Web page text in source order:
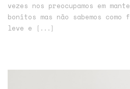
vezes nos preocupamos em
bonitos mas não sabemos
leve e
[...]